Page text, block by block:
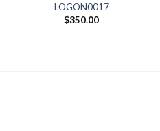
LOGON0017
$350.00